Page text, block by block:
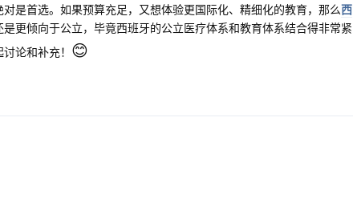
是首选。如果预算充足，又想体验更国际化、精细化的教育，那么西
更倾向于公立，毕竟西班牙的公立医疗体系和教育体系结合得非常紧
论和补充！ 😊